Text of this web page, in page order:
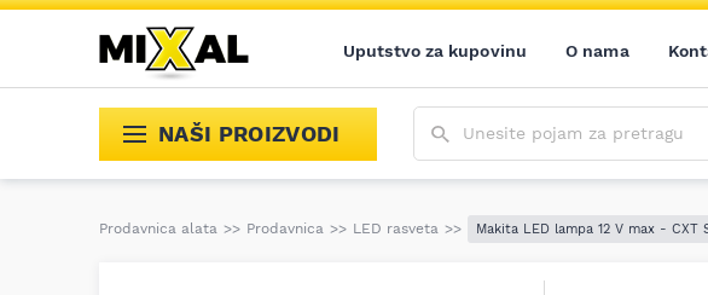
Uputstvo za kupovinu O nama
NAŠI PROIZVODI
Prodavnica alata >> Prodavnica >> LED rasveta >> Makita LED lampa 12 V max - CXT